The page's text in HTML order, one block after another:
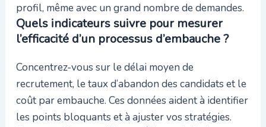
profil, même avec un grand nombre de demandes.
Quels indicateurs suivre pour mesurer
l’efficacité d’un processus d’embauche ?
Concentrez-vous sur le délai moyen de
recrutement, le taux d’abandon des candidats et le
coût par embauche. Ces données aident à identifier
les points bloquants et à ajuster vos stratégies.